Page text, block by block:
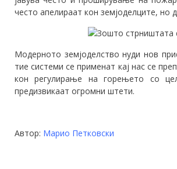
често апелираат кон земјоделците, но
Модерното земјоделство нуди нов
тие системи се применат кај нас се
кон регулирање на горењето со
предизвикаат огромни штети.
Автор: Марио Петковски